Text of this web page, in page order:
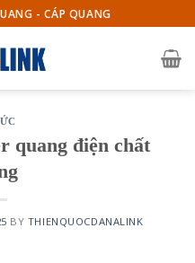
- CÁP QUANG
quang điện chất
BY THIENQUOCDANALINK